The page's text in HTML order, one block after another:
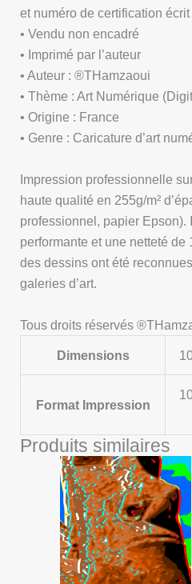
et numéro de certification
• Vendu non encadré
• Imprimé par l’auteur
• Auteur : ®THamzaoui
• Thème : Art Numérique
• Origine : France
• Genre : Caricature d’art
Impression professionnelle
haute qualité en 255g/m²
professionnel, papier Epson).
performante et une netteté
des dessins ont été
galeries d’art.
Tous droits réservés
Dimensions
Format Impression
Produits similaires